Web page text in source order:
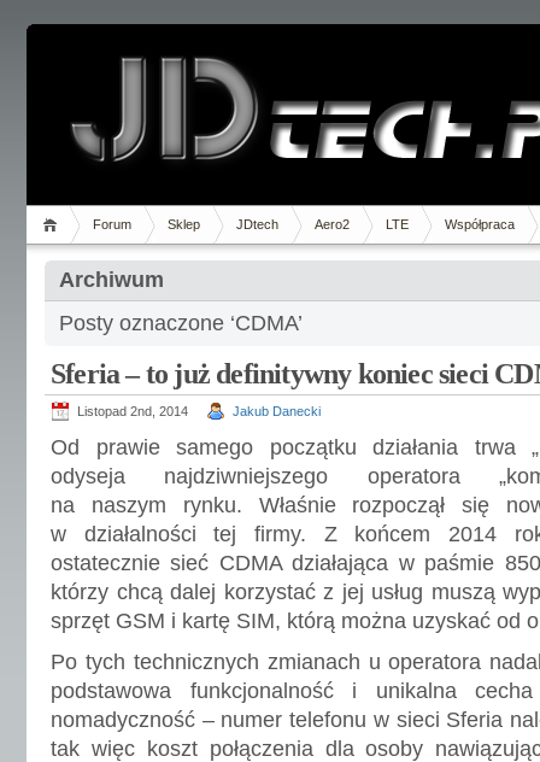
Forum Sklep JDtech Aero2 LTE Współpraca
Archiwum
Posty oznaczone ‘CDMA’
Sferia – to już definitywny koniec sieci
Listopad 2nd, 2014 Jakub Danecki
Od prawie samego początku działania trwa
odyseja najdziwniejszego operatora
na naszym rynku. Właśnie rozpoczął się
w działalności tej firmy. Z końcem 2014
ostatecznie sieć CDMA działająca w paśmie
którzy chcą dalej korzystać z jej usług muszą
sprzęt GSM i kartę SIM, którą można uzyskać od
Po tych technicznych zmianach u operatora
podstawowa funkcjonalność i unikalna
nomadyczność – numer telefonu w sieci Sferia
tak więc koszt połączenia dla osoby